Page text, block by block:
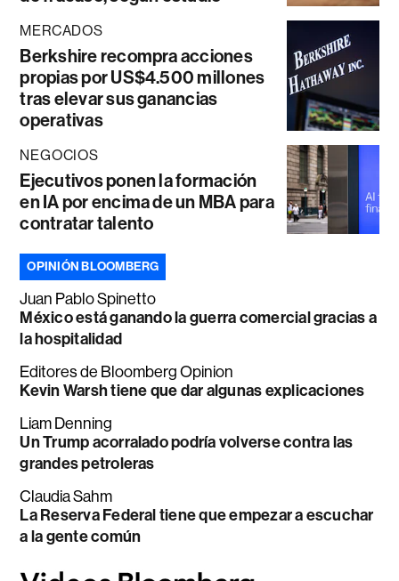
MERCADOS
Berkshire recompra acciones
propias por US$4.500 millones
tras elevar sus ganancias
operativas
NEGOCIOS
Ejecutivos ponen la formación
en IA por encima de un MBA para
contratar talento
OPINIÓN BLOOMBERG
Juan Pablo Spinetto
México está ganando la guerra comercial gracias a
la hospitalidad
Editores de Bloomberg Opinion
Kevin Warsh tiene que dar algunas explicaciones
Liam Denning
Un Trump acorralado podría volverse contra las
grandes petroleras
Claudia Sahm
La Reserva Federal tiene que empezar a escuchar
a la gente común